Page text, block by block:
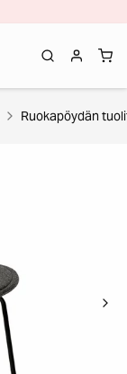
Ruokapöydän